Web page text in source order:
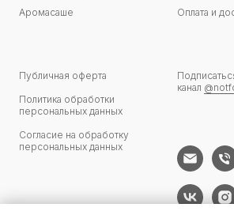
Аромасаше
Оплата и
Публичная оферта
Политика обработки
персональных данных
Согласие на обработку
персональных данных
канал